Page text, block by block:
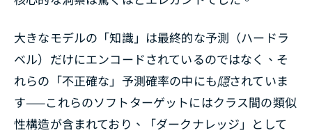
大きなモデルの「知識」は最終的な予測（ハードラ
ベル）だけにエンコードされているのではなく、そ
れらの「不正確な」予測確率の中にも隠されていま
す——これらのソフトターゲットにはクラス間の類似
性構造が含まれており、「ダークナレッジ」として